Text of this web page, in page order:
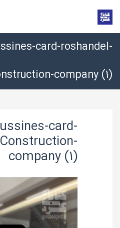
card-roshandel-
company (1)
card-
company (1)